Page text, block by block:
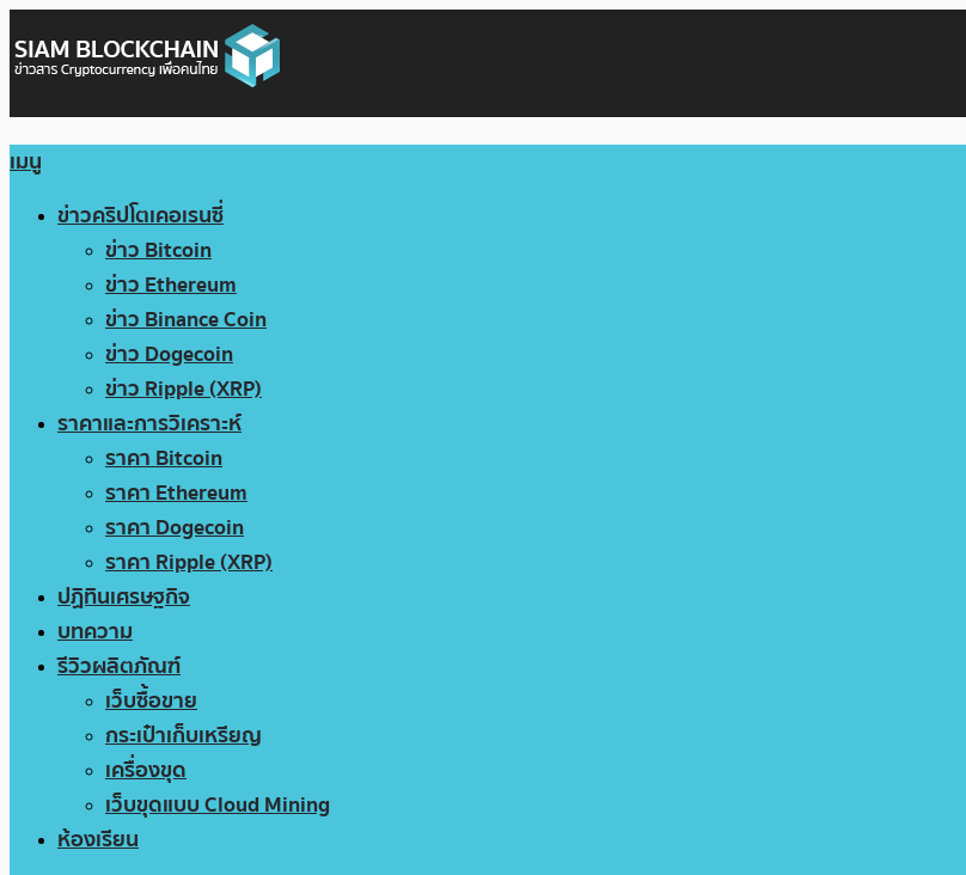
เมนู
ข่าวคริปโตเคอเรนซี่
ข่าว Bitcoin
ข่าว Ethereum
ข่าว Binance Coin
ข่าว Dogecoin
ข่าว Ripple (XRP)
ราคาและการวิเคราะห์
ราคา Bitcoin
ราคา Ethereum
ราคา Dogecoin
ราคา Ripple (XRP)
ปฏิทินเศรษฐกิจ
บทความ
รีวิวผลิตภัณฑ์
เว็บซื้อขาย
กระเป๋าเก็บเหรียญ
เครื่องขุด
เว็บขุดแบบ Cloud Mining
ห้องเรียน